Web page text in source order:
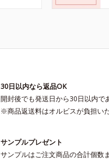
30日以内なら返品OK
開封後でも発送日から30日以内で
※商品返送料はオルビスが負担い
サンプルプレゼント
サンプルはご注文商品の合計個数